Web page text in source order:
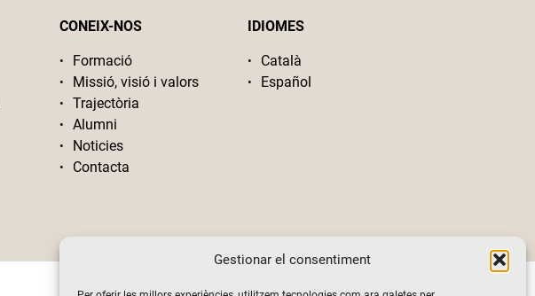
Gestionar el consentiment
CONEIX-NOS
Formació
Missió, visió i valors
Trajectòria
Alumni
Noticies
Contacta
IDIOMES
Català
Español